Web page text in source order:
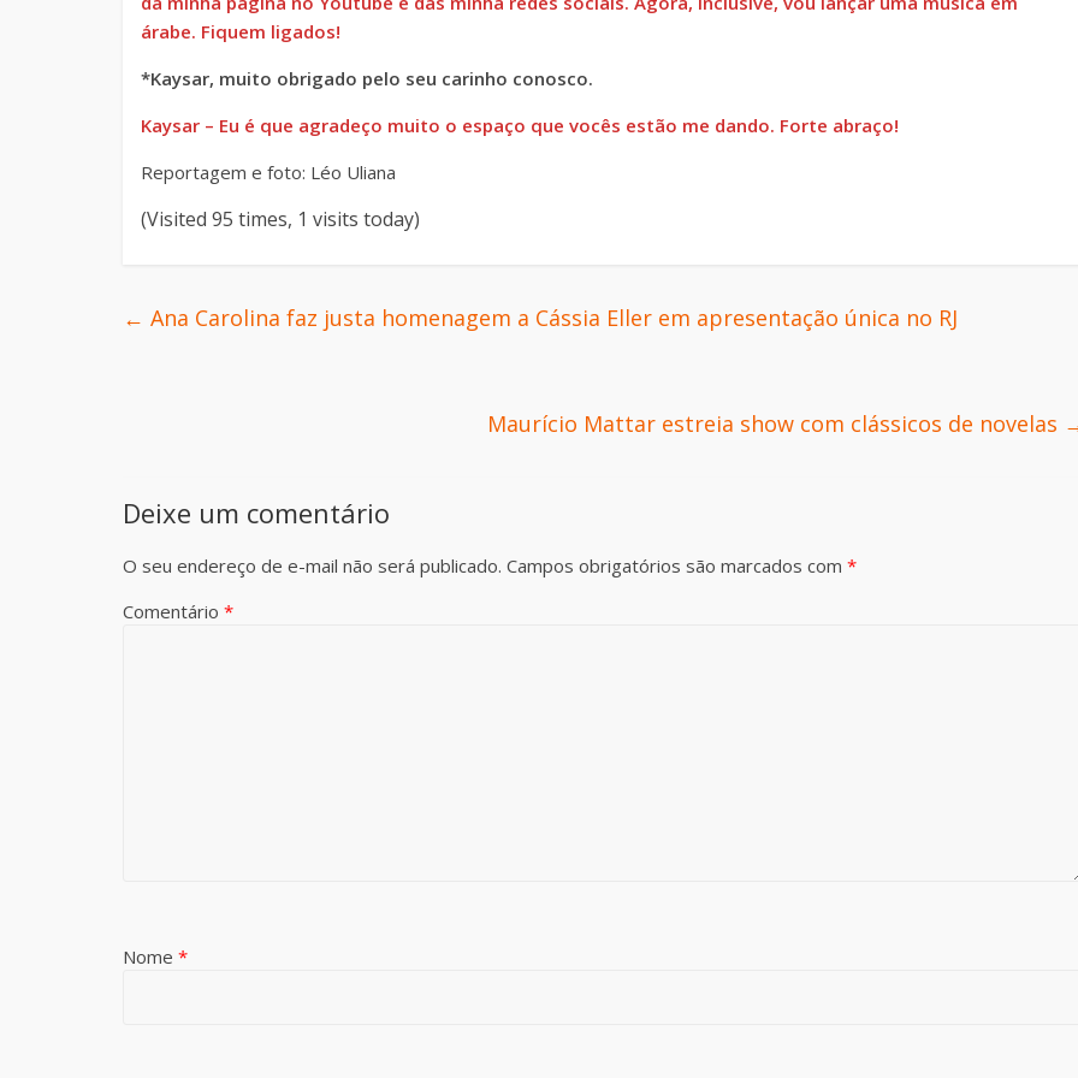
árabe. Fiquem ligados!
*Kaysar, muito obrigado pelo seu carinho conosco.
Kaysar – Eu é que agradeço muito o espaço que vocês estão me dando. Forte abraço!
Reportagem e foto: Léo Uliana
(Visited 95 times, 1 visits today)
← Ana Carolina faz justa homenagem a Cássia Eller em apresentação única no RJ
Maurício Mattar estreia show com clássicos de novelas
Deixe um comentário
O seu endereço de e-mail não será publicado. Campos obrigatórios são marcados com *
Comentário *
Nome *